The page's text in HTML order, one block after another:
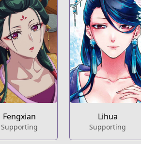
Fengxian
Supporting
Lihua
Supporting